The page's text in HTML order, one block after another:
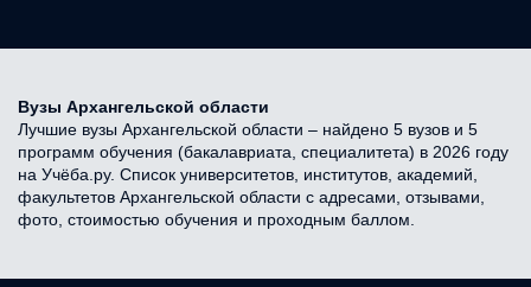
Вузы Архангельской области
Лучшие вузы Архангельской области – найдено 5 вузов и 5
программ обучения (бакалавриата, специалитета) в 2026 году
на Учёба.ру. Список университетов, институтов, академий,
факультетов Архангельской области с адресами, отзывами,
фото, стоимостью обучения и проходным баллом.